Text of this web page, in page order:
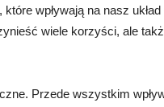
wpływają na nasz
wiele korzyści, ale
Przede wszystkim